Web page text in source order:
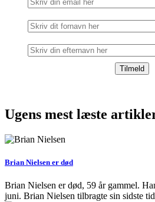
Ugens mest læste
Brian Nielsen er død
Brian Nielsen er død, 59 år gammel.
juni. Brian Nielsen tilbragte sin sidste